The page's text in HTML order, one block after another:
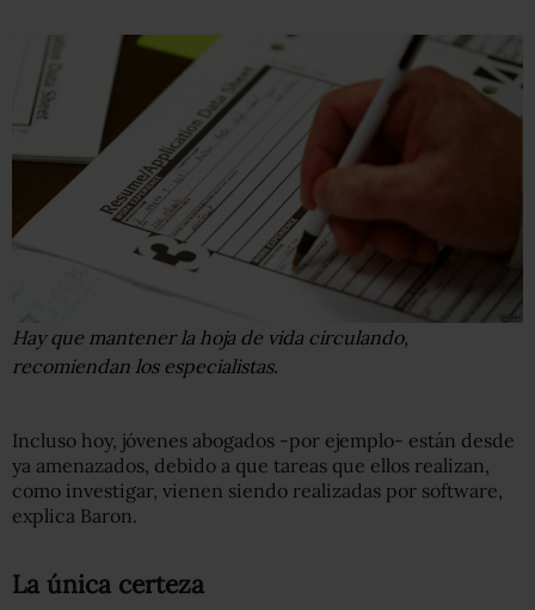
Hay que mantener la hoja de vida circulando,
recomiendan los especialistas.
Incluso hoy, jóvenes abogados -por ejemplo- están desde
ya amenazados, debido a que tareas que ellos realizan,
como investigar, vienen siendo realizadas por software,
explica Baron.
La única certeza